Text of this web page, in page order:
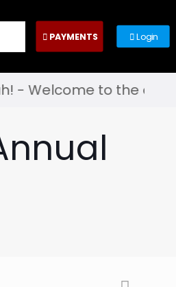
PAYMENTS Login
the official website